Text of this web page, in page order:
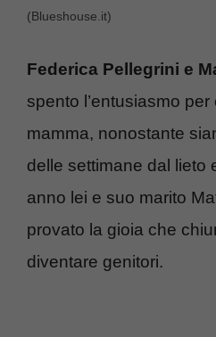
(Blueshouse.it)
Federica Pellegrini e
spento l’entusiasmo
mamma, nonostante
delle settimane dal lieto
anno lei e suo marito
provato la gioia che
diventare genitori.